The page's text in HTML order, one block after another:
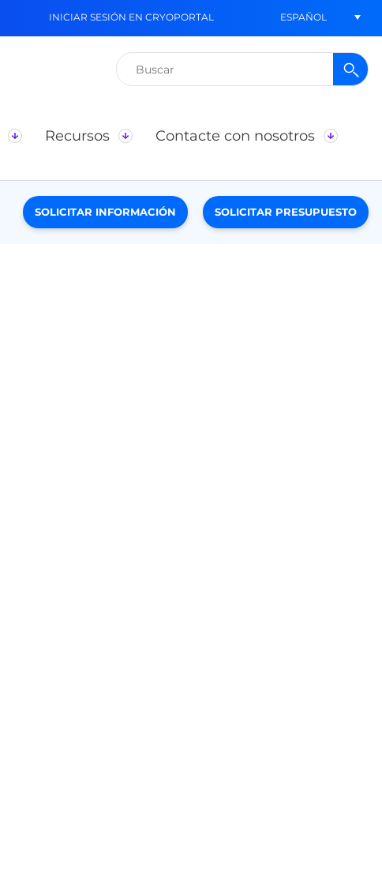
INICIAR SESIÓN EN CRYOPORTAL ESPAÑOL
Buscar:
Recursos
Contacte con nosotros
SOLICITAR INFORMACIÓN SOLICITAR PRESUPUESTO